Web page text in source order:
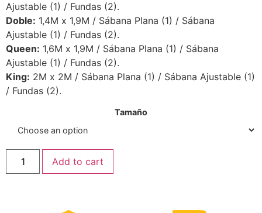
Ajustable (1) / Fundas (2).
Doble: 1,4M x 1,9M / Sábana Plana (1) / Sábana
Ajustable (1) / Fundas (2).
Queen: 1,6M x 1,9M / Sábana Plana (1) / Sábana
Ajustable (1) / Fundas (2).
King: 2M x 2M / Sábana Plana (1) / Sábana Ajustable (1)
/ Fundas (2).
Tamaño
Add to cart